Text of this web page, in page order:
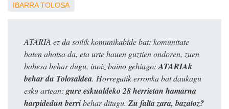
IBARRA TOLOSA
ATARIA ez da soilik komunikabide bat: komunitate
baten ahotsa da, eta urte hauen guztien ondoren, zuen
babesa behar dugu, inoiz baino gehiago: ATARIAk
behar du Tolosaldea. Horregatik erronka bat daukagu
esku artean: gure eskualdeko 28 herrietan hamarna
harpidedun berribehar ditugu. Zu falta zara, bazatoz?